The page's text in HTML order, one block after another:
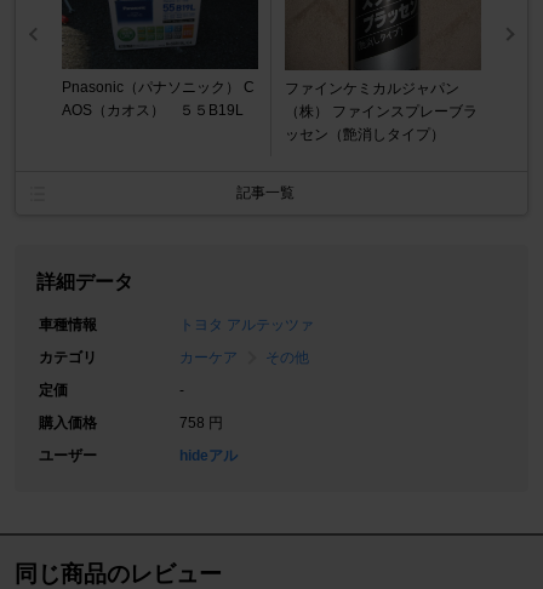
Pnasonic（パナソニック） C
AOS（カオス） ５５B19L
ファインケミカルジャパン
（株） ファインスプレーブラ
ッセン（艶消しタイプ）
記事一覧
詳細データ
車種情報
トヨタ アルテッツァ
カテゴリ
カーケア
その他
定価
-
購入価格
758 円
ユーザー
hideアル
同じ商品のレビュー